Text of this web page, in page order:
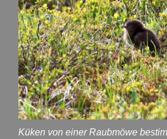
Küken von einer Raubmöwe